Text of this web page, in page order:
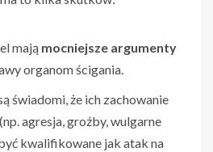
mają mocniejsze argumenty
organom ścigania.
świadomi, że ich zachowanie
agresja, groźby, wulgarne
kwalifikowane jak atak na